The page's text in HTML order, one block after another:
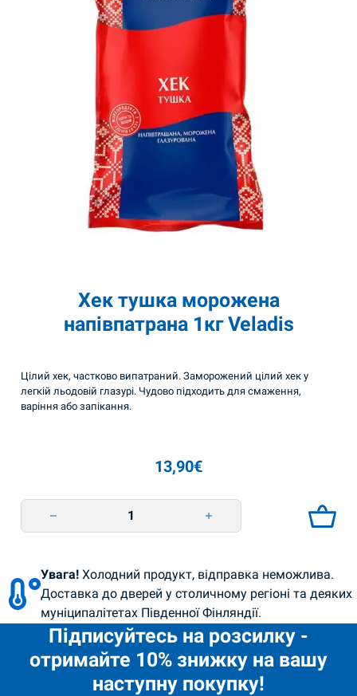
Хек тушка морожена
напівпатрана 1кг Veladis
Цілий хек, частково випатраний. Заморожений цілий хек у
легкій льодовій глазурі. Чудово підходить для смаження,
варіння або запікання.
13,90€
Увага! Холодний продукт, відправка неможлива.
Доставка до дверей у столичному регіоні та деяких
муніципалітетах Південної Фінляндії.
Підписуйтесь на розсилку -
отримайте 10% знижку на вашу
наступну покупку!